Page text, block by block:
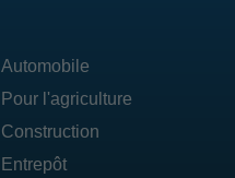
Automobile
Pour l'agriculture
Construction
Entrepôt